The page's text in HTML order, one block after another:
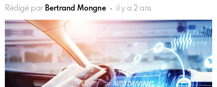
Rédigé par Bertrand Mongne il y a 2 ans